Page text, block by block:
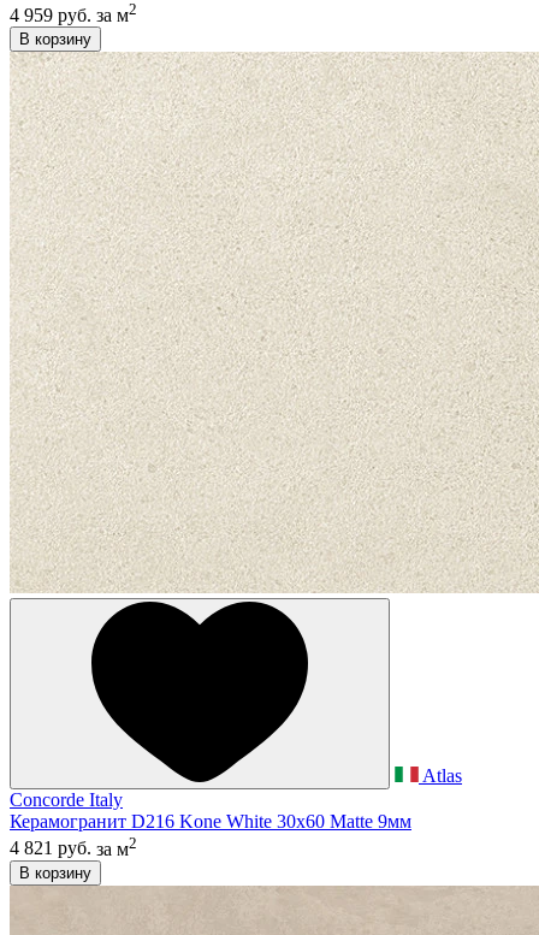
4 959 руб. за м2
В корзину
Atlas
Concorde Italy
Керамогранит D216 Kone White 30x60 Matte 9мм
4 821 руб. за м2
В корзину